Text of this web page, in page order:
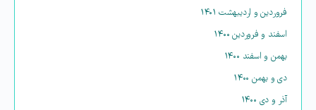
فروردین و اردیبهشت ۱۴۰۱
اسفند و فروردین ۱۴۰۰
بهمن و اسفند ۱۴۰۰
دی و بهمن ۱۴۰۰
آذر و دی ۱۴۰۰